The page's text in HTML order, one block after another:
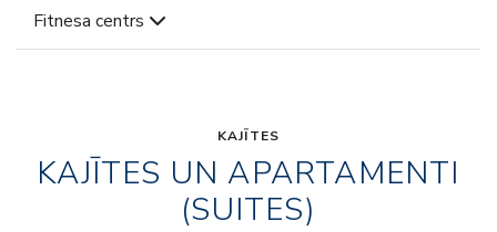
Fitnesa centrs
KAJĪTES
KAJĪTES UN APARTAMENTI
(SUITES)